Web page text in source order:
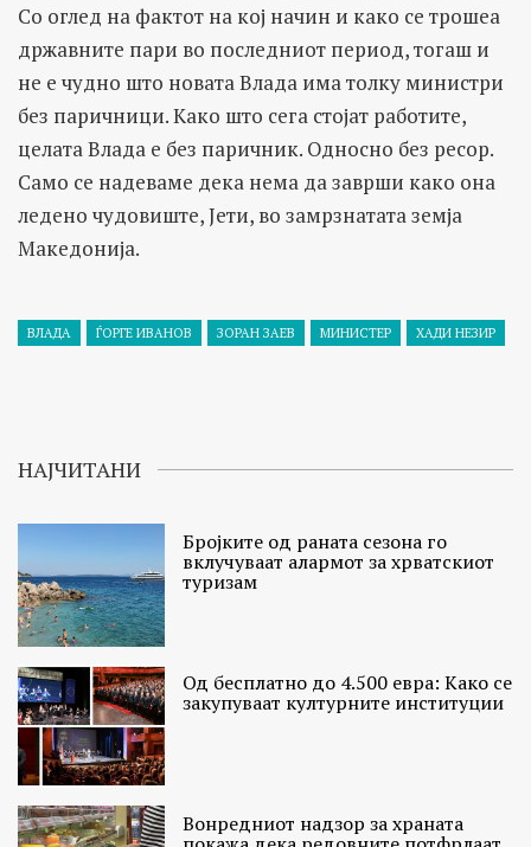
Со оглед на фактот на кој начин и како се трошеа
државните пари во последниот период, тогаш и
не е чудно што новата Влада има толку министри
без паричници. Како што сега стојат работите,
целата Влада е без паричник. Односно без ресор.
Само се надеваме дека нема да заврши како она
ледено чудовиште, Јети, во замрзнатата земја
Македонија.
ВЛАДА ЃОРГЕ ИВАНОВ ЗОРАН ЗАЕВ МИНИСТЕР ХАДИ НЕЗИР
НАЈЧИТАНИ
Бројките од раната сезона го
вклучуваат алармот за хрватскиот
туризам
Од бесплатно до 4.500 евра: Како се
закупуваат културните институции
Вонредниот надзор за храната